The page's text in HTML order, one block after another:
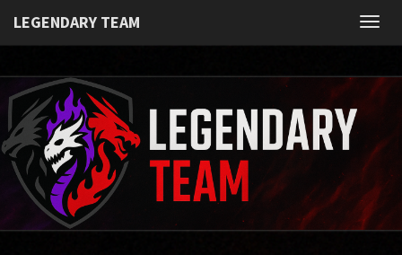
LEGENDARY TEAM
TEAM
Игровое
Сообщество
Вход